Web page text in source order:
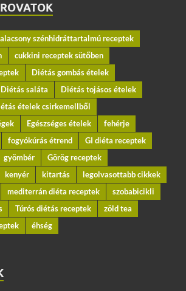
alacsony szénhidráttartalmú receptek
cukkini receptek sütőben
Diétás gombás ételek
Diétás saláta
Diétás tojásos ételek
ételek csirkemellből
Egészséges ételek
fehérje
fogyókúrás étrend
GI diéta receptek
gyömbér
Görög receptek
kenyér kitartás
legolvasottabb cikkek
mediterrán diéta receptek
szobabicikli
Túrós diétás receptek
zöld tea
éhség